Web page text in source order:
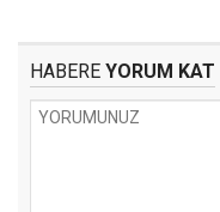
HABERE YORUM KAT